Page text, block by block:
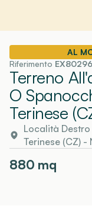
AL
Riferimento
Terreno
O
Terinese
Località
Terinese (CZ) -
880 mq